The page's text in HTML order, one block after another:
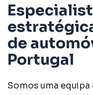
de
Portugal
Somos uma